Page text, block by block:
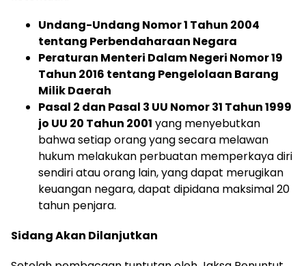
Undang-Undang Nomor 1 Tahun 2004
tentang Perbendaharaan Negara
Peraturan Menteri Dalam Negeri Nomor 19
Tahun 2016 tentang Pengelolaan Barang
Milik Daerah
Pasal 2 dan Pasal 3 UU Nomor 31 Tahun 1999
jo UU 20 Tahun 2001 yang menyebutkan
bahwa setiap orang yang secara melawan
hukum melakukan perbuatan memperkaya diri
sendiri atau orang lain, yang dapat merugikan
keuangan negara, dapat dipidana maksimal 20
tahun penjara.
Sidang Akan Dilanjutkan